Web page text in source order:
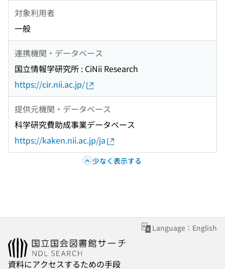
対象利用者
一般
連携機関・データベース
国立情報学研究所 : CiNii Research
https://cir.nii.ac.jp/
提供元機関・データベース
科学研究費助成事業データベース
https://kaken.nii.ac.jp/ja
少なく表示する
Language：English
資料にアクセスするための手段